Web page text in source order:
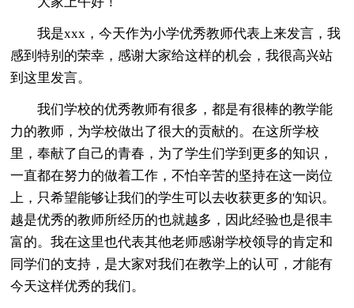
我是xxx，今天作为小学优秀教师代表上来发言，我
感到特别的荣幸，感谢大家给这样的机会，我很高兴站
到这里发言。
我们学校的优秀教师有很多，都是有很棒的教学能
力的教师，为学校做出了很大的贡献的。在这所学校
里，奉献了自己的青春，为了学生们学到更多的知识，
一直都在努力的做着工作，不怕辛苦的坚持在这一岗位
上，只希望能够让我们的学生可以去收获更多的'知识。
越是优秀的教师所经历的也就越多，因此经验也是很丰
富的。我在这里也代表其他老师感谢学校领导的肯定和
同学们的支持，是大家对我们在教学上的认可，才能有
今天这样优秀的我们。